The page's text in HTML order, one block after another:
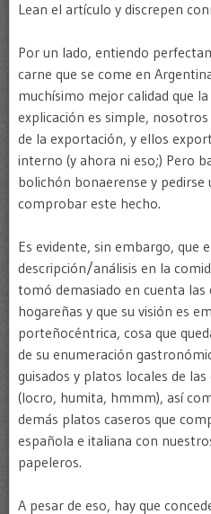
Lean el artículo y discrepen
Por un lado, entiendo
carne que se come en
muchísimo mejor calidad que
explicación es simple,
de la exportación, y ellos
interno (y ahora ni eso;) Pero
bolichón bonaerense y pedirse
comprobar este hecho.
Es evidente, sin embargo, que
descripción/análisis en la
tomó demasiado en cuenta
hogareñas y que su visión es
porteñocéntrica, cosa que
de su enumeración
guisados y platos locales de
(locro, humita, hmmm), así
demás platos caseros que
española e italiana con
papeleros.
A pesar de eso, hay que